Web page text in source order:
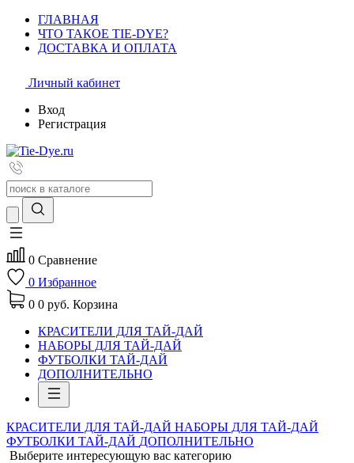
ГЛАВНАЯ
ЧТО ТАКОЕ TIE-DYE?
ДОСТАВКА И ОПЛАТА
Личный кабинет
Вход
Регистрация
0 Сравнение
0 Избранное
0 0 руб. Корзина
КРАСИТЕЛИ ДЛЯ ТАЙ-ДАЙ
НАБОРЫ ДЛЯ ТАЙ-ДАЙ
ФУТБОЛКИ ТАЙ-ДАЙ
ДОПОЛНИТЕЛЬНО
КРАСИТЕЛИ ДЛЯ ТАЙ-ДАЙ НАБОРЫ ДЛЯ ТАЙ-ДАЙ
ФУТБОЛКИ ТАЙ-ДАЙ ДОПОЛНИТЕЛЬНО
Выберите интересующую вас категорию